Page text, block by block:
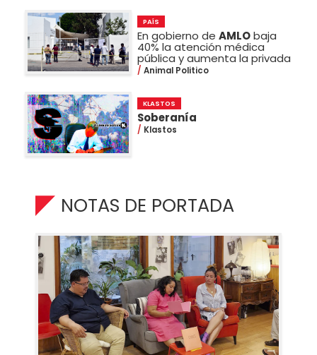
PAÍS
En gobierno deAMLObaja
40% la atención médica
pública y aumenta la privada
Animal Politico
KLASTOS
Soberanía
Klastos
NOTAS DE PORTADA